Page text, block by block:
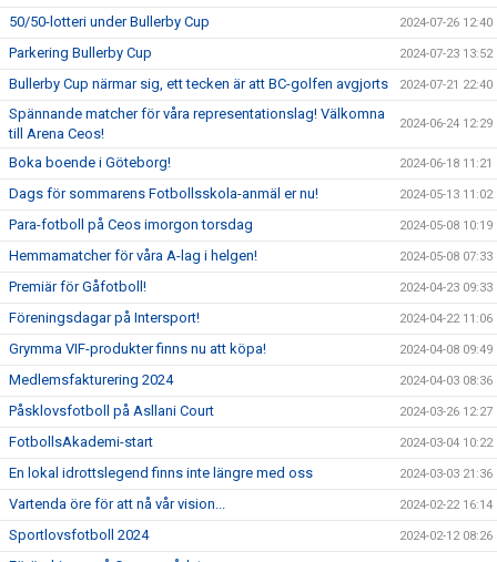
50/50-lotteri under Bullerby Cup 2024-07-26 12:40
Parkering Bullerby Cup 2024-07-23 13:52
Bullerby Cup närmar sig, ett tecken är att BC-golfen avgjorts 2024-07-21 22:40
Spännande matcher för våra representationslag! Välkomna
till Arena Ceos!
2024-06-24 12:29
Boka boende i Göteborg! 2024-06-18 11:21
Dags för sommarens Fotbollsskola-anmäl er nu! 2024-05-13 11:02
Para-fotboll på Ceos imorgon torsdag 2024-05-08 10:19
Hemmamatcher för våra A-lag i helgen! 2024-05-08 07:33
Premiär för Gåfotboll! 2024-04-23 09:33
Föreningsdagar på Intersport! 2024-04-22 11:06
Grymma VIF-produkter finns nu att köpa! 2024-04-08 09:49
Medlemsfakturering 2024 2024-04-03 08:36
Påsklovsfotboll på Asllani Court 2024-03-26 12:27
FotbollsAkademi-start 2024-03-04 10:22
En lokal idrottslegend finns inte längre med oss 2024-03-03 21:36
Vartenda öre för att nå vår vision... 2024-02-22 16:14
Sportlovsfotboll 2024 2024-02-12 08:26